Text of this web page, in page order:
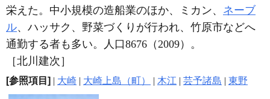
栄えた。中小規模の造船業のほか、ミカン、 ネーブ
ル、ハッサク、野菜づくりが行われ、竹原市などへ
通勤する者も多い。人口8676（2009）。
［北川建次］
[参照項目] | 大崎 | 大崎上島（町） | 木江 | 芸予諸島 | 東野